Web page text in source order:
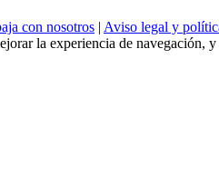
con nosotros | Aviso legal y
la experiencia de navegación,